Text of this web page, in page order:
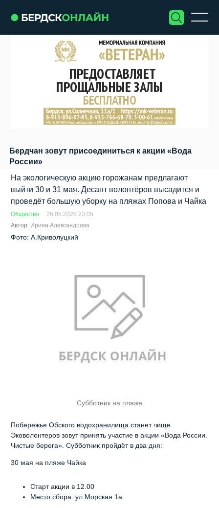
Бердчан зовут присоединиться к акции «Вода
России»
На экологическую акцию горожанам предлагают
выйти 30 и 31 мая. Десант волонтёров высадится и
проведёт большую уборку на пляжах Попова и Чайка
Общество
26.05.2026 23:05
Автор: Ирина Александрова
Фото: А.Криволуцкий
Субботник на пляже
Побережье Обского водохранилища станет чище.
Эковолонтеров зовут принять участие в акции «Вода России.
Чистые берега». Субботник пройдёт в два дня:
30 мая на пляже Чайка
Старт акции в 12.00
Место сбора: ул.Морская 1а